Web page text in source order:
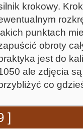
krokowy.
punktach
obroty
jest do
ale zdjęcia
co
]